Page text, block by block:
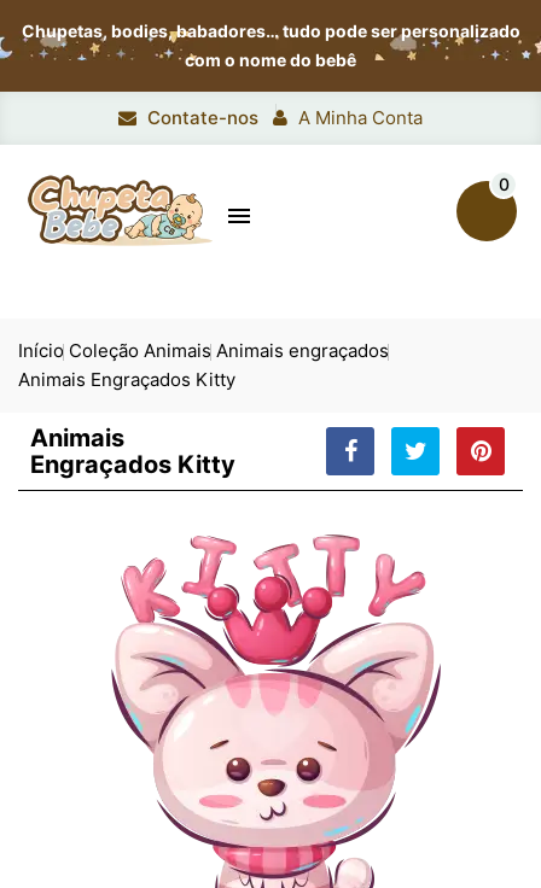
Chupetas, bodies, babadores…tudo pode ser personalizado
com o nome do bebê
Contate-nos A Minha Conta

0
Início Coleção Animais Animais engraçados
Animais Engraçados Kitty
Animais
Engraçados Kitty